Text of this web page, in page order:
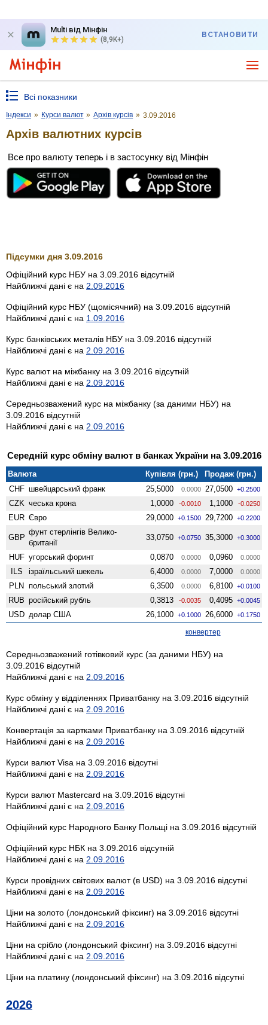
Multi від Мінфін
(8,9K+)
ВСТАНОВИТИ
Всі показники
Індекси » Курси валют » Архів курсів » 3.09.2016
Архів валютних курсів
Все про валюту теперь і в застосунку від Мінфін
Підсумки дня 3.09.2016
Офіційний курс НБУ на 3.09.2016 відсутній
Найближчі дані є на 2.09.2016
Офіційний курс НБУ (щомісячний) на 3.09.2016 відсутній
Найближчі дані є на 1.09.2016
Курс банківських металів НБУ на 3.09.2016 відсутній
Найближчі дані є на 2.09.2016
Курс валют на міжбанку на 3.09.2016 відсутній
Найближчі дані є на 2.09.2016
Середньозважений курс на міжбанку (за даними НБУ) на
3.09.2016 відсутній
Найближчі дані є на 2.09.2016
Середній курс обміну валют в банках України на 3.09.2016
Валюта Купівля (грн.)
Продаж (грн.)
CHF швейцарський франк 25,5000 0.0000 27,0500 +0.2500
CZK чеська крона 1,0000 -0.0010 1,1000 -0.0250
EUR Євро 29,0000 +0.1500 29,7200 +0.2200
GBP
фунт стерлінгів Велико­
британії
33,0750 +0.0750 35,3000 +0.3000
HUF угорський форинт 0,0870 0.0000 0,0960 0.0000
ILS ізраїльський шекель 6,4000 0.0000 7,0000 0.0000
PLN польський злотий 6,3500 0.0000 6,8100 +0.0100
RUB російський рубль 0,3813 -0.0035 0,4095 +0.0045
USD долар США 26,1000 +0.1000 26,6000 +0.1750
конвертер
Середньозважений готівковий курс (за даними НБУ) на
3.09.2016 відсутній
Найближчі дані є на 2.09.2016
Курс обміну у відділеннях Приватбанку на 3.09.2016 відсутній
Найближчі дані є на 2.09.2016
Конвертація за картками Приватбанку на 3.09.2016 відсутній
Найближчі дані є на 2.09.2016
Курси валют Visa на 3.09.2016 відсутні
Найближчі дані є на 2.09.2016
Курси валют Mastercard на 3.09.2016 відсутні
Найближчі дані є на 2.09.2016
Офіційний курс Народного Банку Польщі на 3.09.2016 відсутній
Офіційний курс НБК на 3.09.2016 відсутній
Найближчі дані є на 2.09.2016
Курси провідних світових валют (в USD) на 3.09.2016 відсутні
Найближчі дані є на 2.09.2016
Ціни на золото (лондонський фіксинг) на 3.09.2016 відсутні
Найближчі дані є на 2.09.2016
Ціни на срібло (лондонський фіксинг) на 3.09.2016 відсутні
Найближчі дані є на 2.09.2016
Ціни на платину (лондонський фіксинг) на 3.09.2016 відсутні
2026